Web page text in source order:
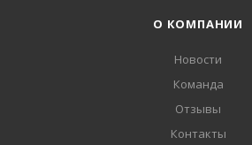
О КОМПАНИИ
Новости
Команда
Отзывы
Контакты